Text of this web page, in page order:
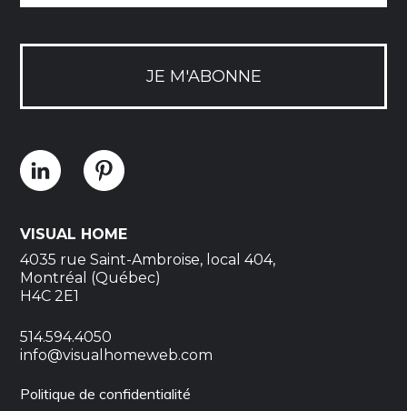
JE M'ABONNE
VISUAL HOME
4035 rue Saint-Ambroise, local 404,
Montréal (Québec)
H4C 2E1
514.594.4050
info@visualhomeweb.com
Politique de confidentialité